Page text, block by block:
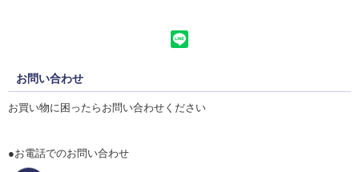
お問い合わせ
お買い物に困ったらお問い合わせください
●お電話でのお問い合わせ